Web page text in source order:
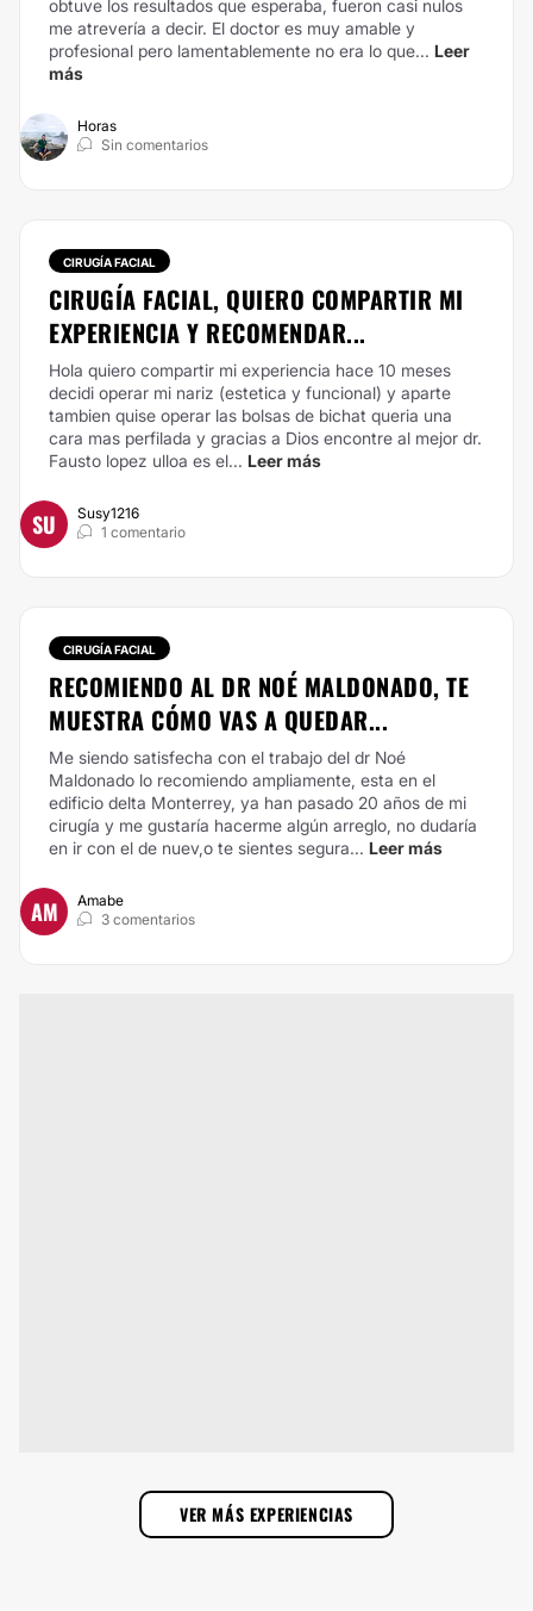
obtuve los resultados que esperaba, fueron casi nulos
me atrevería a decir. El doctor es muy amable y
profesional pero lamentablemente no era lo que... Leer
más
Horas
Sin comentarios
CIRUGÍA FACIAL
CIRUGÍA FACIAL, QUIERO COMPARTIR MI
EXPERIENCIA Y RECOMENDAR...
Hola quiero compartir mi experiencia hace 10 meses
decidi operar mi nariz (estetica y funcional) y aparte
tambien quise operar las bolsas de bichat queria una
cara mas perfilada y gracias a Dios encontre al mejor dr.
Fausto lopez ulloa es el... Leer más
SU
Susy1216
1 comentario
CIRUGÍA FACIAL
RECOMIENDO AL DR NOÉ MALDONADO, TE
MUESTRA CÓMO VAS A QUEDAR...
Me siendo satisfecha con el trabajo del dr Noé
Maldonado lo recomiendo ampliamente, esta en el
edificio delta Monterrey, ya han pasado 20 años de mi
cirugía y me gustaría hacerme algún arreglo, no dudaría
en ir con el de nuev,o te sientes segura... Leer más
AM
Amabe
3 comentarios
VER MÁS EXPERIENCIAS